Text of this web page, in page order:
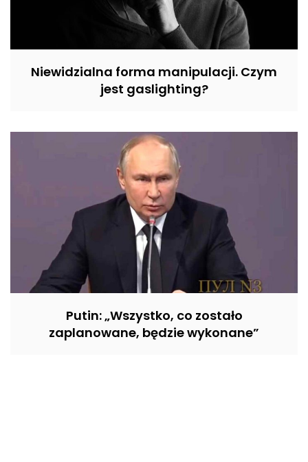
Niewidzialna forma manipulacji. Czym
jest gaslighting?
Putin: „Wszystko, co zostało
zaplanowane, będzie wykonane”